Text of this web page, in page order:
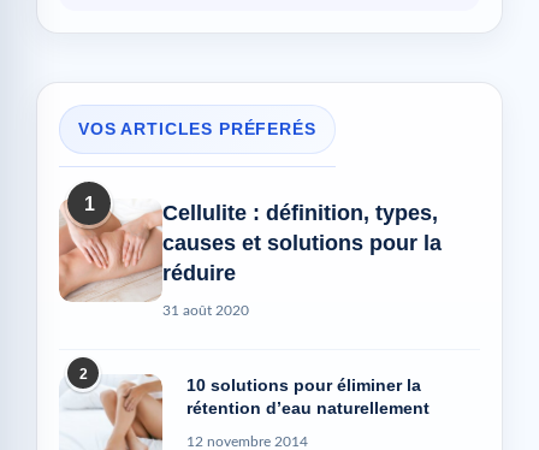
VOS ARTICLES PRÉFERÉS
1
Cellulite : définition, types,
causes et solutions pour la
réduire
31 août 2020
2
10 solutions pour éliminer la
rétention d’eau naturellement
12 novembre 2014